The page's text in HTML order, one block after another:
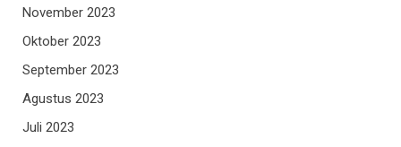
November 2023
Oktober 2023
September 2023
Agustus 2023
Juli 2023